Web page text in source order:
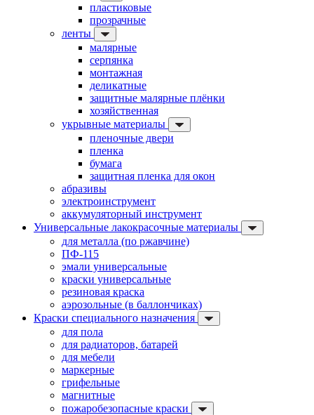
пластиковые
прозрачные
ленты
малярные
серпянка
монтажная
деликатные
защитные малярные плёнки
хозяйственная
укрывные материалы
пленочные двери
пленка
бумага
защитная пленка для окон
абразивы
электроинструмент
аккумуляторный инструмент
Универсальные лакокрасочные материалы
для металла (по ржавчине)
ПФ-115
эмали универсальные
краски универсальные
резиновая краска
аэрозольные (в баллончиках)
Краски специального назначения
для пола
для радиаторов, батарей
для мебели
маркерные
грифельные
магнитные
пожаробезопасные краски